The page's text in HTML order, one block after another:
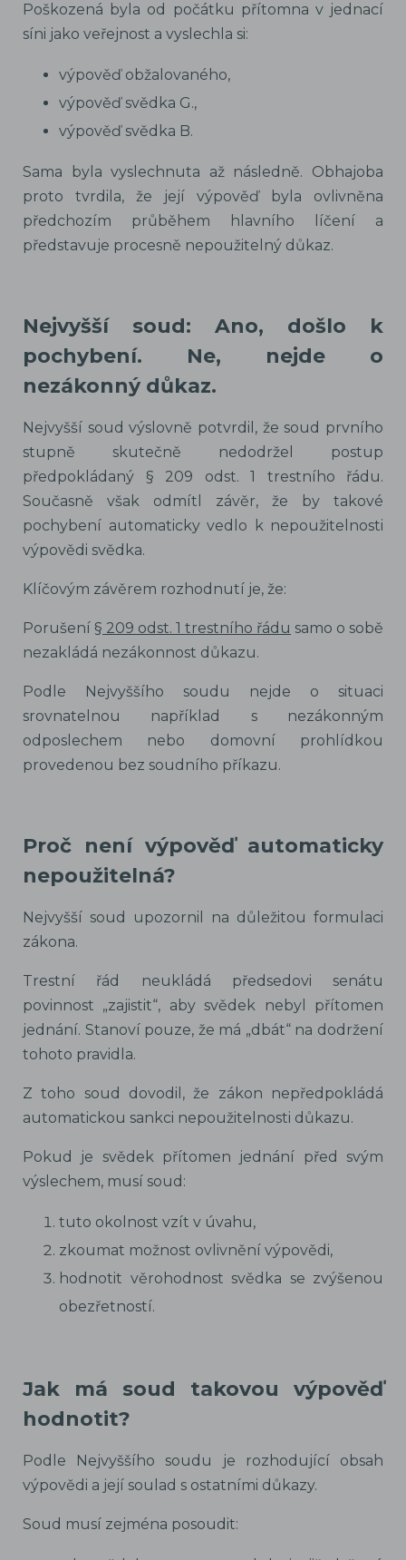
Poškozená byla od počátku přítomna v jednací
síni jako veřejnost a vyslechla si:
výpověď obžalovaného,
výpověď svědka G.,
výpověď svědka B.
Sama byla vyslechnuta až následně. Obhajoba
proto tvrdila, že její výpověď byla ovlivněna
předchozím průběhem hlavního líčení a
představuje procesně nepoužitelný důkaz.
Nejvyšší soud: Ano, došlo k
pochybení. Ne, nejde o
nezákonný důkaz.
Nejvyšší soud výslovně potvrdil, že soud prvního
stupně skutečně nedodržel postup
předpokládaný § 209 odst. 1 trestního řádu.
Současně však odmítl závěr, že by takové
pochybení automaticky vedlo k nepoužitelnosti
výpovědi svědka.
Klíčovým závěrem rozhodnutí je, že:
Porušení § 209 odst. 1 trestního řádu samo o sobě
nezakládá nezákonnost důkazu.
Podle Nejvyššího soudu nejde o situaci
srovnatelnou například s nezákonným
odposlechem nebo domovní prohlídkou
provedenou bez soudního příkazu.
Proč není výpověď automaticky
nepoužitelná?
Nejvyšší soud upozornil na důležitou formulaci
zákona.
Trestní řád neukládá předsedovi senátu
povinnost „zajistit“, aby svědek nebyl přítomen
jednání. Stanoví pouze, že má „dbát“ na dodržení
tohoto pravidla.
Z toho soud dovodil, že zákon nepředpokládá
automatickou sankci nepoužitelnosti důkazu.
Pokud je svědek přítomen jednání před svým
výslechem, musí soud:
tuto okolnost vzít v úvahu,
zkoumat možnost ovlivnění výpovědi,
hodnotit věrohodnost svědka se zvýšenou
obezřetností.
Jak má soud takovou výpověď
hodnotit?
Podle Nejvyššího soudu je rozhodující obsah
výpovědi a její soulad s ostatními důkazy.
Soud musí zejména posoudit: